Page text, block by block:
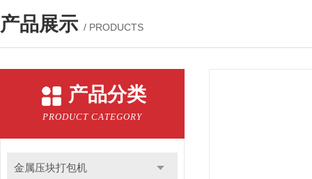
产品展示 / PRODUCTS
产品分类
PRODUCT CATEGORY
金属压块打包机